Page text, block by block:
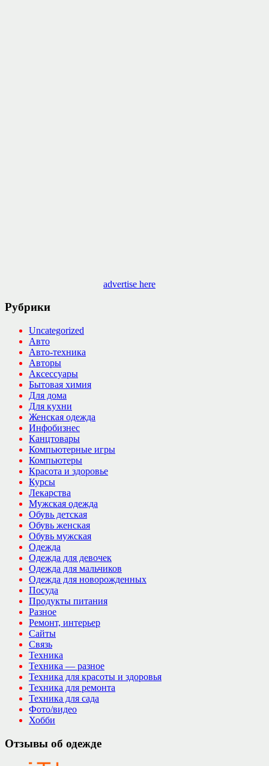
advertise here
Рубрики
Uncategorized
Авто
Авто-техника
Авторы
Аксессуары
Бытовая химия
Для дома
Для кухни
Женская одежда
Инфобизнес
Канцтовары
Компьютерные игры
Компьютеры
Красота и здоровье
Курсы
Лекарства
Мужская одежда
Обувь детская
Обувь женская
Обувь мужская
Одежда
Одежда для девочек
Одежда для мальчиков
Одежда для новорожденных
Посуда
Продукты питания
Разное
Ремонт, интерьер
Сайты
Связь
Техника
Техника — разное
Техника для красоты и здоровья
Техника для ремонта
Техника для сада
Фото/видео
Хобби
Отзывы об одежде